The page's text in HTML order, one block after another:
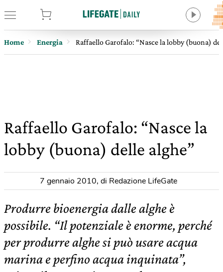
Home Energia Raffaello Garofalo: “Nasce la lobby (buona)
Raffaello Garofalo: “Nasce la
lobby (buona) delle alghe”
7 gennaio 2010, di Redazione LifeGate
Produrre bioenergia dalle alghe è
possibile. “Il potenziale è enorme, perché
per produrre alghe si può usare acqua
marina e perfino acqua inquinata”,